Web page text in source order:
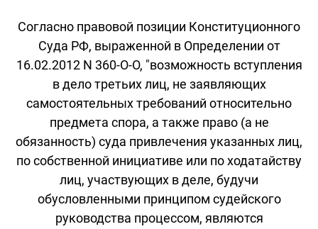
Согласно правовой позиции Конституционного
Суда РФ, выраженной в Определении от
16.02.2012 N 360-О-О, "возможность вступления
в дело третьих лиц, не заявляющих
самостоятельных требований относительно
предмета спора, а также право (а не
обязанность) суда привлечения указанных лиц,
по собственной инициативе или по ходатайству
лиц, участвующих в деле, будучи
обусловленными принципом судейского
руководства процессом, являются